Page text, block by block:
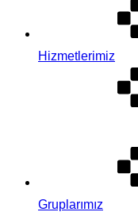
Hizmetlerimiz
Gruplarımız